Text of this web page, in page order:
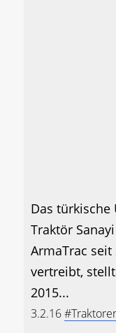
Das
Traktör
ArmaTrac
vertreibt,
2015...
3.2.16